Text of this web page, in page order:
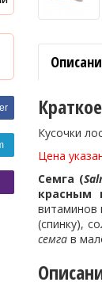
Кусочки
Цена
Семга (
красным
витаминов
(спинку),
семга в